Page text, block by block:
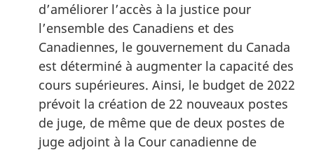
d’améliorer l’accès à la justice pour
l’ensemble des Canadiens et des
Canadiennes, le gouvernement du Canada
est déterminé à augmenter la capacité des
cours supérieures. Ainsi, le budget de 2022
prévoit la création de 22 nouveaux postes
de juge, de même que de deux postes de
juge adjoint à la Cour canadienne de